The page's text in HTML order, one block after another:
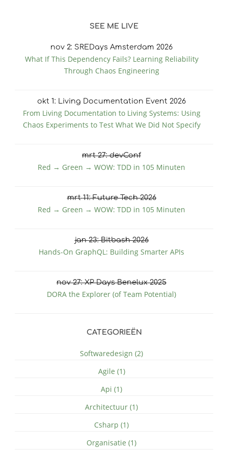
SEE ME LIVE
nov 2: SREDays Amsterdam 2026
What If This Dependency Fails? Learning Reliability
Through Chaos Engineering
okt 1: Living Documentation Event 2026
From Living Documentation to Living Systems: Using
Chaos Experiments to Test What We Did Not Specify
mrt27: devConf
Red → Green → WOW: TDD in 105 Minuten
mrt11: Future Tech 2026
Red → Green → WOW: TDD in 105 Minuten
jan23: Bitbash 2026
Hands-On GraphQL: Building Smarter APIs
nov27: XP Days Benelux 2025
DORA the Explorer (of Team Potential)
CATEGORIEËN
Softwaredesign (2)
Agile (1)
Api (1)
Architectuur (1)
Csharp (1)
Organisatie (1)